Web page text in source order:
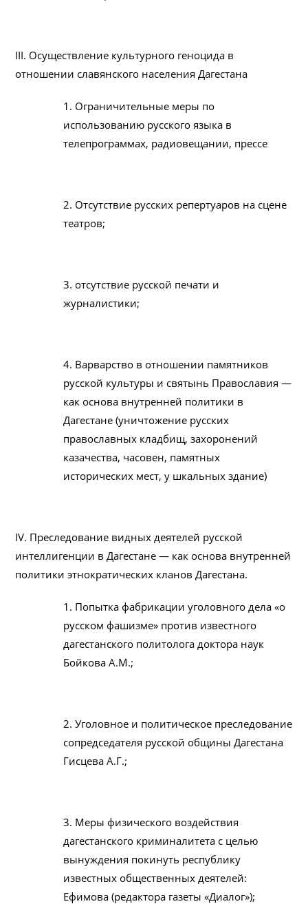
III. Осуществление культурного геноцида в
отношении славянского населения Дагестана
1. Ограничительные меры по
использованию русского языка в
телепрограммах, радиовещании, прессе
2. Отсутствие русских репертуаров на сцене
театров;
3. отсутствие русской печати и
журналистики;
4. Варварство в отношении памятников
русской культуры и святынь Православия —
как основа внутренней политики в
Дагестане (уничтожение русских
православных кладбищ, захоронений
казачества, часовен, памятных
исторических мест, у шкальных здание)
IV. Преследование видных деятелей русской
интеллигенции в Дагестане — как основa внутренней
политики этнократических кланов Дагестана.
1. Попытка фабрикации уголовного дела «о
русском фашизме» против известного
дагестанского политолога доктора наук
Бойкова A.M.;
2. Уголовное и политическое преследование
сопредседателя русской общины Дагестана
Гисцева A.Г.;
3. Меры физического воздействия
дагестанского криминалитета с целью
вынуждения покинуть республику
известных общественных деятелей:
Ефимова (редактора газеты «Диалог»);